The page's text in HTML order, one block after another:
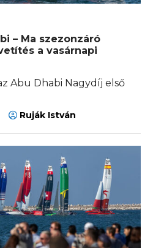
– Ma szezonzáró
a vasárnapi
Abu Dhabi Nagydíj első
Ruják István